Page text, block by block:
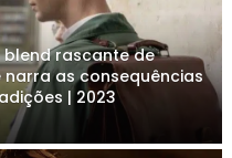
blend rascante de
as consequências
| 2023